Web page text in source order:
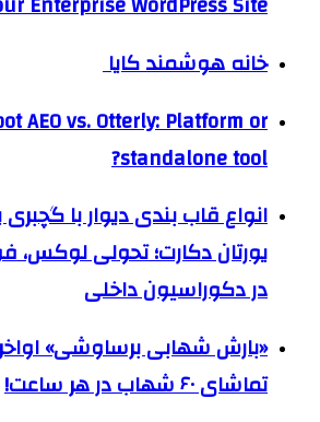
خانه هوشمند کایا
AEO vs. Otterly: Platform or
standalone tool?
انواع قاب بندی دیوار با
یورتان دکارت؛ تحولی لوکس،
در دکوراسیون داخلی
«بارش شهابی برساوشی» اواخر
تماشای ۶۰ شهاب در هر ساعت!